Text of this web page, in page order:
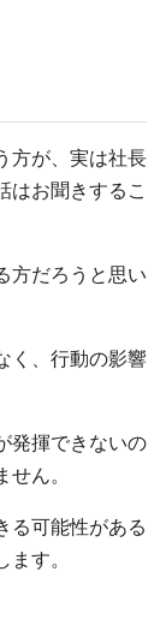
方が、実は社長
はお聞きするこ
方だろうと思い
く、行動の影響
発揮できないの
せん。
る可能性がある
す。